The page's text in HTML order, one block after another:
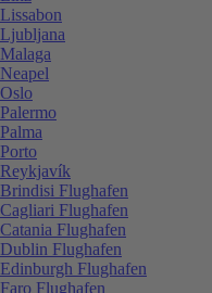
Lissabon
Ljubljana
Malaga
Neapel
Oslo
Palermo
Palma
Porto
Reykjavík
Brindisi Flughafen
Cagliari Flughafen
Catania Flughafen
Dublin Flughafen
Edinburgh Flughafen
Faro Flughafen